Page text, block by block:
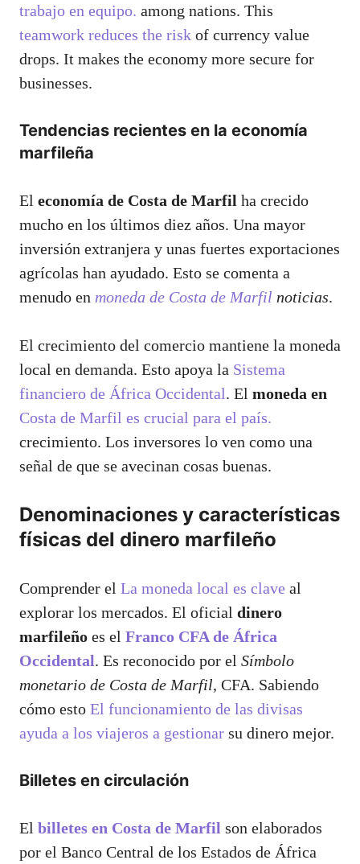
trabajo en equipo. among nations. This
teamwork reduces the risk of currency value
drops. It makes the economy more secure for
businesses.
Tendencias recientes en la economía
marfileña
El economía de Costa de Marfil ha crecido
mucho en los últimos diez años. Una mayor
inversión extranjera y unas fuertes exportaciones
agrícolas han ayudado. Esto se comenta a
menudo en moneda de Costa de Marfil noticias.
El crecimiento del comercio mantiene la moneda
local en demanda. Esto apoya la Sistema
financiero de África Occidental. El moneda en
Costa de Marfil es crucial para el país.
crecimiento. Los inversores lo ven como una
señal de que se avecinan cosas buenas.
Denominaciones y características
físicas del dinero marfileño
Comprender el La moneda local es clave al
explorar los mercados. El oficial dinero
marfileño es el Franco CFA de África
Occidental. Es reconocido por el Símbolo
monetario de Costa de Marfil, CFA. Sabiendo
cómo esto El funcionamiento de las divisas
ayuda a los viajeros a gestionar su dinero mejor.
Billetes en circulación
El billetes en Costa de Marfil son elaborados
por el Banco Central de los Estados de África